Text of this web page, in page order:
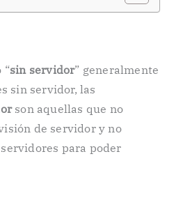
“sin servidor” generalmente
sin servidor, las
son aquellas que no
de servidor y no
para poder